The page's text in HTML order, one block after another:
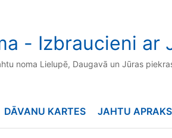
- Izbraucieni ar
noma Lielupē, Daugavā un Jūras
DĀVANU KARTES JAHTU